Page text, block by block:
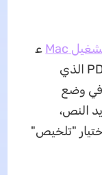
ع
ن طريق تحديد المحتوى في ملف PDF الذي
في وضع
النص،
"تلخيص"